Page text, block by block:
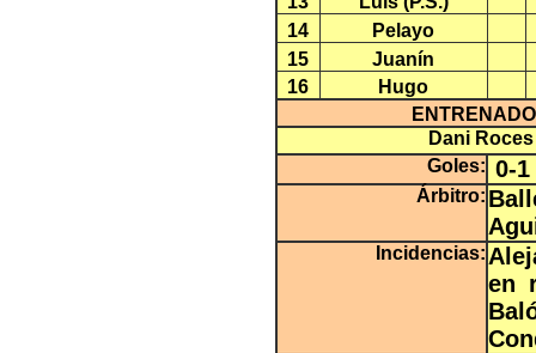
14
Pelayo
15
Juanín
16
Hugo
Dani Roces
Goles: 0-
Árbitro:
Incidencias:
en